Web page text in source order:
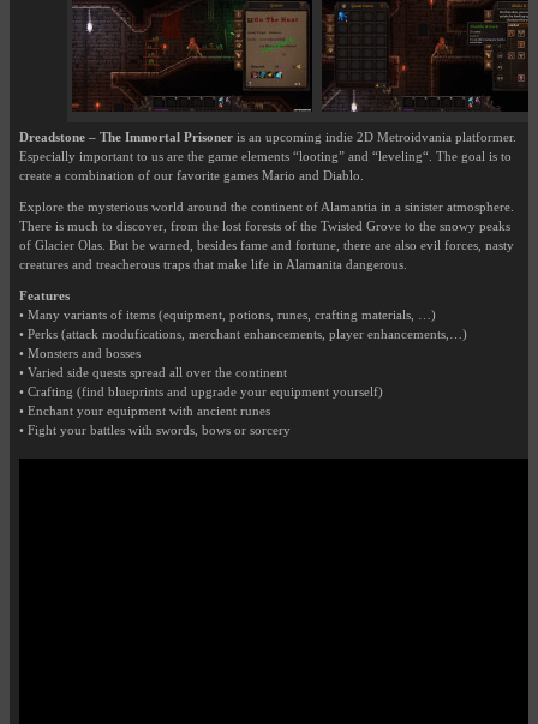
Dreadstone – The Immortal Prisoner is an upcoming indie 2D Metroidvania platformer.
Especially important to us are the game elements “looting” and “leveling“. The goal is to
create a combination of our favorite games Mario and Diablo.
Explore the mysterious world around the continent of Alamantia in a sinister atmosphere.
There is much to discover, from the lost forests of the Twisted Grove to the snowy peaks
of Glacier Olas. But be warned, besides fame and fortune, there are also evil forces, nasty
creatures and treacherous traps that make life in Alamanita dangerous.
Features
• Many variants of items (equipment, potions, runes, crafting materials, …)
• Perks (attack modufications, merchant enhancements, player enhancements,…)
• Monsters and bosses
• Varied side quests spread all over the continent
• Crafting (find blueprints and upgrade your equipment yourself)
• Enchant your equipment with ancient runes
• Fight your battles with swords, bows or sorcery